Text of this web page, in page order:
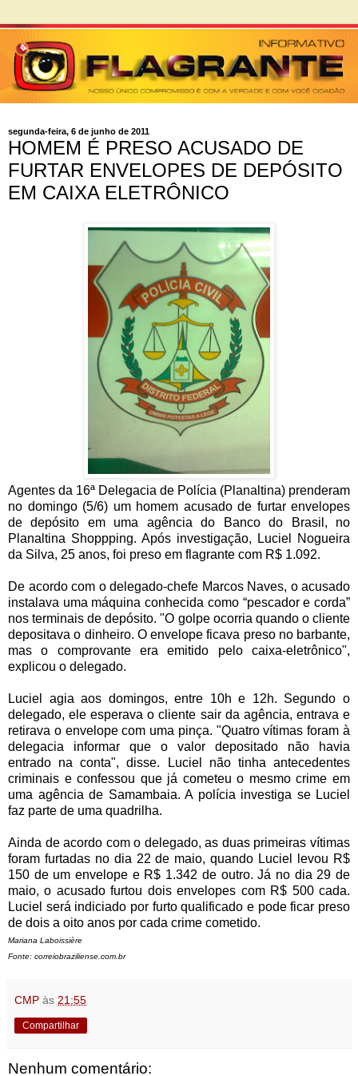
segunda-feira, 6 de junho de 2011
HOMEM É PRESO ACUSADO DE
FURTAR ENVELOPES DE DEPÓSITO
EM CAIXA ELETRÔNICO
Agentes da 16ª Delegacia de Polícia (Planaltina) prenderam
no domingo (5/6) um homem acusado de furtar envelopes
de depósito em uma agência do Banco do Brasil, no
Planaltina Shoppping. Após investigação, Luciel Nogueira
da Silva, 25 anos, foi preso em flagrante com R$ 1.092.
De acordo com o delegado-chefe Marcos Naves, o acusado
instalava uma máquina conhecida como “pescador e corda”
nos terminais de depósito. "O golpe ocorria quando o cliente
depositava o dinheiro. O envelope ficava preso no barbante,
mas o comprovante era emitido pelo caixa-eletrônico",
explicou o delegado.
Luciel agia aos domingos, entre 10h e 12h. Segundo o
delegado, ele esperava o cliente sair da agência, entrava e
retirava o envelope com uma pinça. "Quatro vítimas foram à
delegacia informar que o valor depositado não havia
entrado na conta", disse. Luciel não tinha antecedentes
criminais e confessou que já cometeu o mesmo crime em
uma agência de Samambaia. A polícia investiga se Luciel
faz parte de uma quadrilha.
Ainda de acordo com o delegado, as duas primeiras vítimas
foram furtadas no dia 22 de maio, quando Luciel levou R$
150 de um envelope e R$ 1.342 de outro. Já no dia 29 de
maio, o acusado furtou dois envelopes com R$ 500 cada.
Luciel será indiciado por furto qualificado e pode ficar preso
de dois a oito anos por cada crime cometido.
Mariana Laboissière
Fonte: correiobraziliense.com.br
CMP às 21:55
Compartilhar
Nenhum comentário: